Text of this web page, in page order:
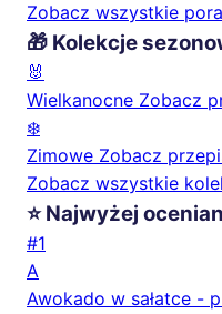
Zobacz wszystkie
🎁 Kolekcje
🐰
Wielkanocne Zobacz
❄️
Zimowe Zobacz
Zobacz wszystkie
⭐ Najwyżej
#1
A
Awokado w sałatce -